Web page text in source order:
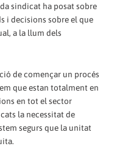
sindicat ha posat sobre
i decisions sobre el que
a la llum dels
de començar un procés
que estan totalment en
en tot el sector
la necessitat de
segurs que la unitat